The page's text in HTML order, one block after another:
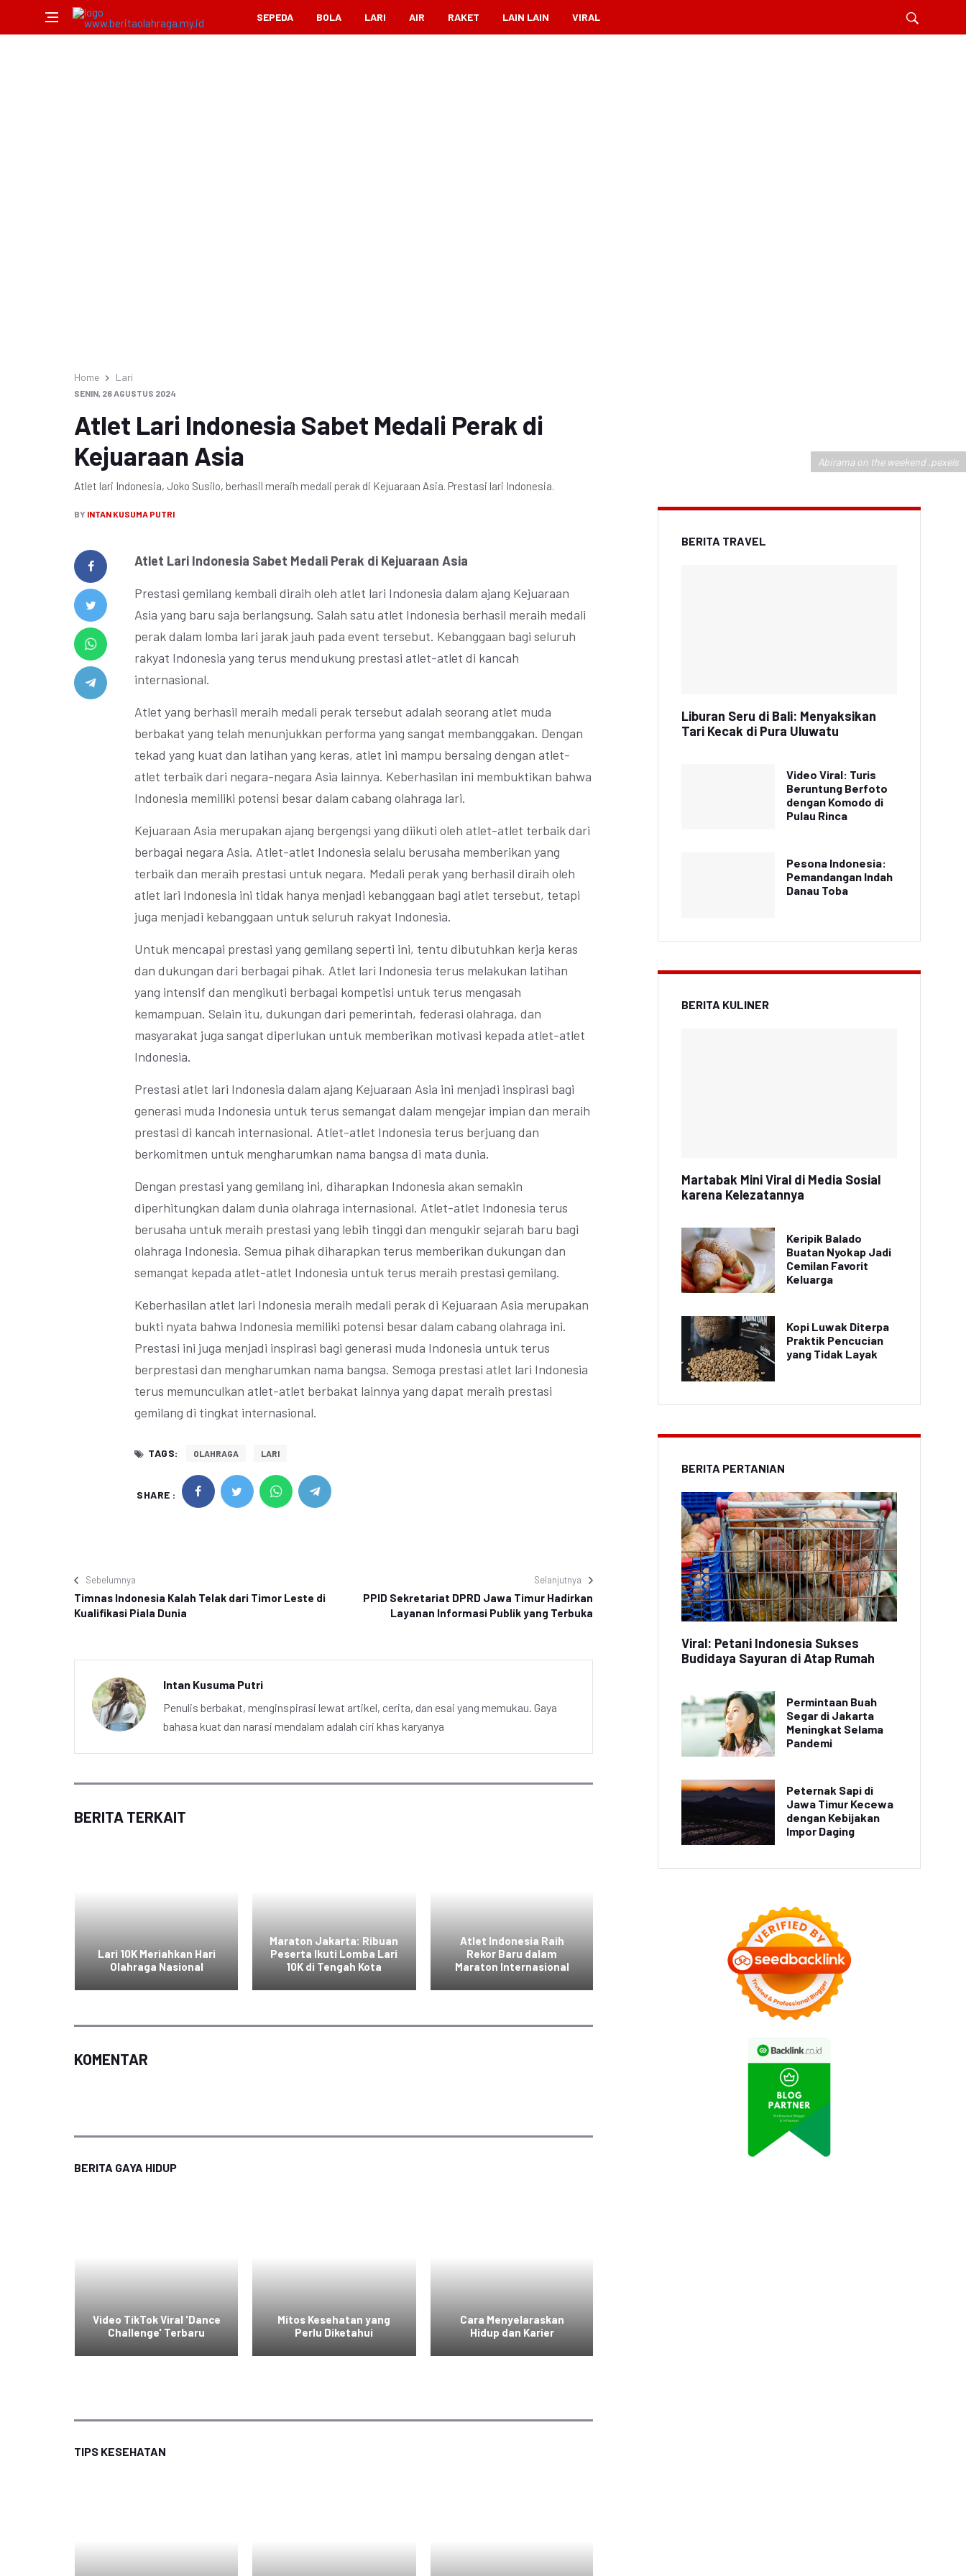
SEPEDA BOLA LARI AIR RAKET LAIN LAIN VIRAL
Abirama on the weekend .pexels
Home Lari
SENIN, 26 AGUSTUS 2024
Atlet Lari Indonesia Sabet Medali Perak di
Kejuaraan Asia
Atlet lari Indonesia, Joko Susilo, berhasil meraih medali perak di Kejuaraan Asia. Prestasi lari Indonesia.
BY INTAN KUSUMA PUTRI
Atlet Lari Indonesia Sabet Medali Perak di Kejuaraan Asia
Prestasi gemilang kembali diraih oleh atlet lari Indonesia dalam ajang Kejuaraan
Asia yang baru saja berlangsung. Salah satu atlet Indonesia berhasil meraih medali
perak dalam lomba lari jarak jauh pada event tersebut. Kebanggaan bagi seluruh
rakyat Indonesia yang terus mendukung prestasi atlet-atlet di kancah
internasional.
Atlet yang berhasil meraih medali perak tersebut adalah seorang atlet muda
berbakat yang telah menunjukkan performa yang sangat membanggakan. Dengan
tekad yang kuat dan latihan yang keras, atlet ini mampu bersaing dengan atlet-
atlet terbaik dari negara-negara Asia lainnya. Keberhasilan ini membuktikan bahwa
Indonesia memiliki potensi besar dalam cabang olahraga lari.
Kejuaraan Asia merupakan ajang bergengsi yang diikuti oleh atlet-atlet terbaik dari
berbagai negara Asia. Atlet-atlet Indonesia selalu berusaha memberikan yang
terbaik dan meraih prestasi untuk negara. Medali perak yang berhasil diraih oleh
atlet lari Indonesia ini tidak hanya menjadi kebanggaan bagi atlet tersebut, tetapi
juga menjadi kebanggaan untuk seluruh rakyat Indonesia.
Untuk mencapai prestasi yang gemilang seperti ini, tentu dibutuhkan kerja keras
dan dukungan dari berbagai pihak. Atlet lari Indonesia terus melakukan latihan
yang intensif dan mengikuti berbagai kompetisi untuk terus mengasah
kemampuan. Selain itu, dukungan dari pemerintah, federasi olahraga, dan
masyarakat juga sangat diperlukan untuk memberikan motivasi kepada atlet-atlet
Indonesia.
Prestasi atlet lari Indonesia dalam ajang Kejuaraan Asia ini menjadi inspirasi bagi
generasi muda Indonesia untuk terus semangat dalam mengejar impian dan meraih
prestasi di kancah internasional. Atlet-atlet Indonesia terus berjuang dan
berkomitmen untuk mengharumkan nama bangsa di mata dunia.
Dengan prestasi yang gemilang ini, diharapkan Indonesia akan semakin
diperhitungkan dalam dunia olahraga internasional. Atlet-atlet Indonesia terus
berusaha untuk meraih prestasi yang lebih tinggi dan mengukir sejarah baru bagi
olahraga Indonesia. Semua pihak diharapkan terus memberikan dukungan dan
semangat kepada atlet-atlet Indonesia untuk terus meraih prestasi gemilang.
Keberhasilan atlet lari Indonesia meraih medali perak di Kejuaraan Asia merupakan
bukti nyata bahwa Indonesia memiliki potensi besar dalam cabang olahraga ini.
Prestasi ini juga menjadi inspirasi bagi generasi muda Indonesia untuk terus
berprestasi dan mengharumkan nama bangsa. Semoga prestasi atlet lari Indonesia
terus memunculkan atlet-atlet berbakat lainnya yang dapat meraih prestasi
gemilang di tingkat internasional.
TAGS: OLAHRAGA LARI
SHARE :
Sebelumnya
Timnas Indonesia Kalah Telak dari Timor Leste di
Kualifikasi Piala Dunia
Selanjutnya
PPID Sekretariat DPRD Jawa Timur Hadirkan
Layanan Informasi Publik yang Terbuka
Intan Kusuma Putri
Penulis berbakat, menginspirasi lewat artikel, cerita, dan esai yang memukau. Gaya
bahasa kuat dan narasi mendalam adalah ciri khas karyanya
BERITA TERKAIT
Lari 10K Meriahkan Hari
Olahraga Nasional
Maraton Jakarta: Ribuan
Peserta Ikuti Lomba Lari
10K di Tengah Kota
Atlet Indonesia Raih
Rekor Baru dalam
Maraton Internasional
Lari 10K Meriahkan Hari
Olahraga Nasional
Maraton Jakarta: Ribuan
Peserta Ikuti Lomba Lari
10K di Tengah Kota
KOMENTAR
BERITA GAYA HIDUP
Video TikTok Viral 'Dance
Challenge' Terbaru
Mitos Kesehatan yang
Perlu Diketahui
Cara Menyelaraskan
Hidup dan Karier
TIPS KESEHATAN
BERITA TRAVEL
Liburan Seru di Bali: Menyaksikan
Tari Kecak di Pura Uluwatu
Video Viral: Turis
Beruntung Berfoto
dengan Komodo di
Pulau Rinca
Pesona Indonesia:
Pemandangan Indah
Danau Toba
BERITA KULINER
Martabak Mini Viral di Media Sosial
karena Kelezatannya
Keripik Balado
Buatan Nyokap Jadi
Cemilan Favorit
Keluarga
Kopi Luwak Diterpa
Praktik Pencucian
yang Tidak Layak
BERITA PERTANIAN
Viral: Petani Indonesia Sukses
Budidaya Sayuran di Atap Rumah
Permintaan Buah
Segar di Jakarta
Meningkat Selama
Pandemi
Peternak Sapi di
Jawa Timur Kecewa
dengan Kebijakan
Impor Daging